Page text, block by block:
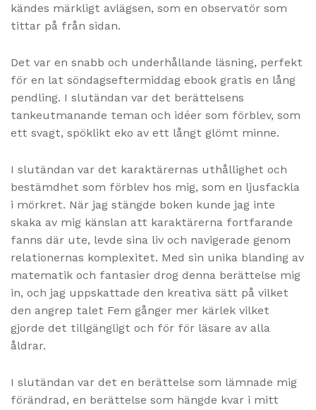
kändes märkligt avlägsen, som en observatör som
tittar på från sidan.
Det var en snabb och underhållande läsning, perfekt
för en lat söndagseftermiddag ebook gratis en lång
pendling. I slutändan var det berättelsens
tankeutmanande teman och idéer som förblev, som
ett svagt, spöklikt eko av ett långt glömt minne.
I slutändan var det karaktärernas uthållighet och
bestämdhet som förblev hos mig, som en ljusfackla
i mörkret. När jag stängde boken kunde jag inte
skaka av mig känslan att karaktärerna fortfarande
fanns där ute, levde sina liv och navigerade genom
relationernas komplexitet. Med sin unika blanding av
matematik och fantasier drog denna berättelse mig
in, och jag uppskattade den kreativa sätt på vilket
den angrep talet Fem gånger mer kärlek vilket
gjorde det tillgängligt och för för läsare av alla
åldrar.
I slutändan var det en berättelse som lämnade mig
förändrad, en berättelse som hängde kvar i mitt